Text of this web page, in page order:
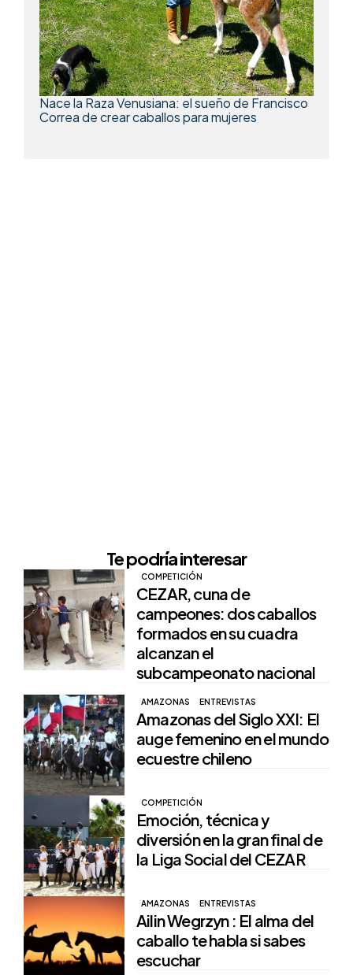
Nace la Raza Venusiana: el sueño de Francisco
Correa de crear caballos para mujeres
Te podría interesar
COMPETICIÓN
CEZAR, cuna de
campeones: dos caballos
formados en su cuadra
alcanzan el
subcampeonato nacional
AMAZONAS ENTREVISTAS
Amazonas del Siglo XXI: El
auge femenino en el mundo
ecuestre chileno
COMPETICIÓN
Emoción, técnica y
diversión en la gran final de
la Liga Social del CEZAR
AMAZONAS ENTREVISTAS
Ailin Wegrzyn : El alma del
caballo te habla si sabes
escuchar